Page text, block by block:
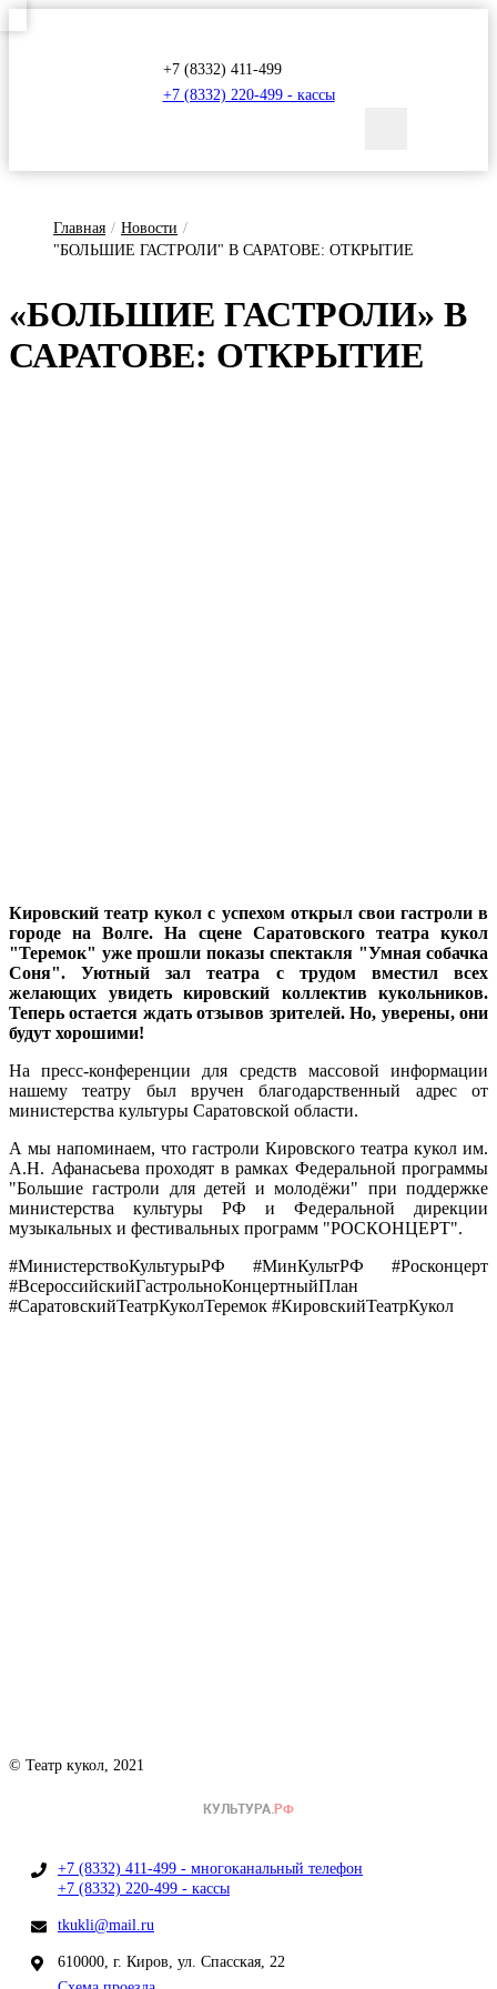
+7 (8332) 411-499
+7 (8332) 220-499 - кассы
Главная / Новости /
"БОЛЬШИЕ ГАСТРОЛИ" В САРАТОВЕ: ОТКРЫТИЕ
«БОЛЬ­ШИЕ ГАС­ТРО­ЛИ» В
СА­РА­ТО­ВЕ: ОТ­КРЫ­ТИЕ
Кировский театр кукол с успехом открыл свои гастроли в
городе на Волге. На сцене Саратовского театра кукол
"Теремок" уже прошли показы спектакля "Умная собачка
Соня". Уютный зал театра с трудом вместил всех
желающих увидеть кировский коллектив кукольников.
Теперь остается ждать отзывов зрителей. Но, уверены, они
будут хорошими!
На пресс-конференции для средств массовой информации
нашему театру был вручен благодарственный адрес от
министерства культуры Саратовской области.
А мы напоминаем, что гастроли Кировского театра кукол им.
А.Н. Афанасьева проходят в рамках Федеральной программы
"Большие гастроли для детей и молодёжи" при поддержке
министерства культуры РФ и Федеральной дирекции
музыкальных и фестивальных программ "РОСКОНЦЕРТ".
#МинистерствоКультурыРФ #МинКультРФ #Росконцерт
#ВсероссийскийГастрольноКонцертныйПлан
#СаратовскийТеатрКуколТеремок #КировскийТеатрКукол
© Театр кукол, 2021
+7 (8332) 411-499 - многоканальный телефон
+7 (8332) 220-499 - кассы
tkukli@mail.ru
610000, г. Киров, ул. Спасская, 22